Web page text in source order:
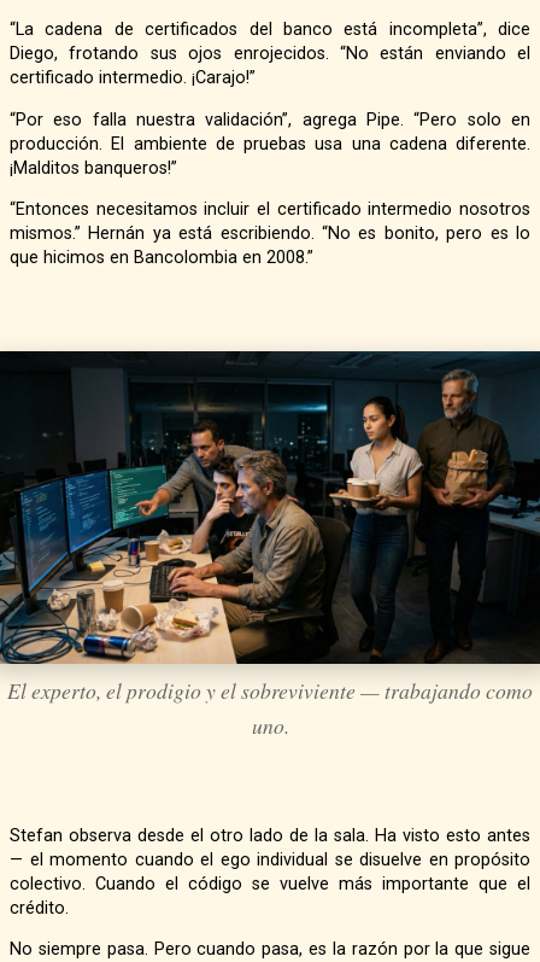
“La cadena de certificados del banco está incompleta”, dice
Diego, frotando sus ojos enrojecidos. “No están enviando el
certificado intermedio. ¡Carajo!”
“Por eso falla nuestra validación”, agrega Pipe. “Pero solo en
producción. El ambiente de pruebas usa una cadena diferente.
¡Malditos banqueros!”
“Entonces necesitamos incluir el certificado intermedio nosotros
mismos.” Hernán ya está escribiendo. “No es bonito, pero es lo
que hicimos en Bancolombia en 2008.”
El experto, el prodigio y el sobreviviente — trabajando como
uno.
Stefan observa desde el otro lado de la sala. Ha visto esto antes
— el momento cuando el ego individual se disuelve en propósito
colectivo. Cuando el código se vuelve más importante que el
crédito.
No siempre pasa. Pero cuando pasa, es la razón por la que sigue